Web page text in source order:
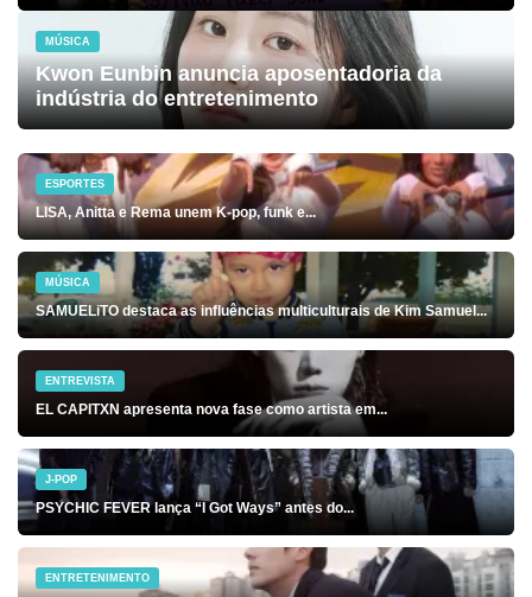
MÚSICA
Kwon Eunbin anuncia aposentadoria da
indústria do entretenimento
ESPORTES
LISA, Anitta e Rema unem K-pop, funk e...
MÚSICA
SAMUELiTO destaca as influências multiculturais de Kim Samuel...
ENTREVISTA
EL CAPITXN apresenta nova fase como artista em...
J-POP
PSYCHIC FEVER lança “I Got Ways” antes do...
ENTRETENIMENTO